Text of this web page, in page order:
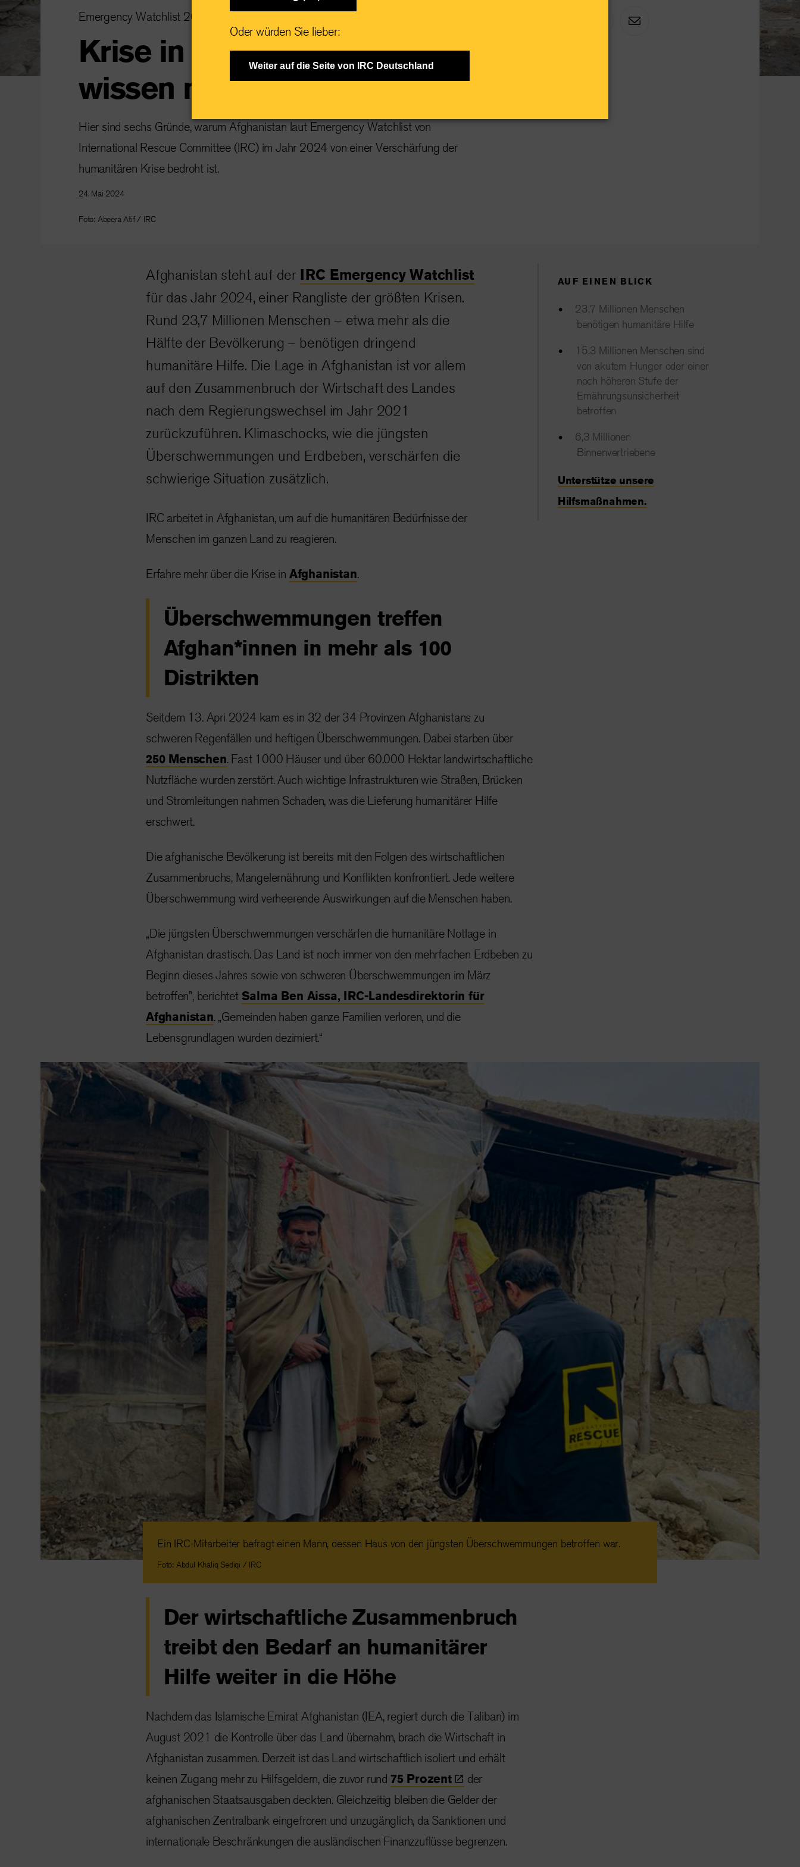
Emergency Watchlist 2024
Krise in Afghanistan: Was du
wissen musst
Hier sind sechs Gründe, warum Afghanistan laut Emergency Watchlist von
International Rescue Committee (IRC) im Jahr 2024 von einer Verschärfung der
humanitären Krise bedroht ist.
24. Mai 2024
Foto: Abeera Atif / IRC
AUF EINEN BLICK
23,7 Millionen Menschen
benötigen humanitäre Hilfe
15,3 Millionen Menschen sind
von akutem Hunger oder einer
noch höheren Stufe der
Ernährungsunsicherheit
betroffen
6,3 Millionen
Binnenvertriebene
Unterstütze unsere
Hilfsmaßnahmen.
Afghanistan steht auf der IRC Emergency Watchlist
für das Jahr 2024, einer Rangliste der größten Krisen.
Rund 23,7 Millionen Menschen – etwa mehr als die
Hälfte der Bevölkerung – benötigen dringend
humanitäre Hilfe. Die Lage in Afghanistan ist vor allem
auf den Zusammenbruch der Wirtschaft des Landes
nach dem Regierungswechsel im Jahr 2021
zurückzuführen. Klimaschocks, wie die jüngsten
Überschwemmungen und Erdbeben, verschärfen die
schwierige Situation zusätzlich.
IRC arbeitet in Afghanistan, um auf die humanitären Bedürfnisse der
Menschen im ganzen Land zu reagieren.
Erfahre mehr über die Krise in Afghanistan.
Überschwemmungen treffen
Afghan*innen in mehr als 100
Distrikten
Seitdem 13. Apri 2024 kam es in 32 der 34 Provinzen Afghanistans zu
schweren Regenfällen und heftigen Überschwemmungen. Dabei starben über
250 Menschen. Fast 1000 Häuser und über 60.000 Hektar landwirtschaftliche
Nutzfläche wurden zerstört. Auch wichtige Infrastrukturen wie Straßen, Brücken
und Stromleitungen nahmen Schaden, was die Lieferung humanitärer Hilfe
erschwert.
Die afghanische Bevölkerung ist bereits mit den Folgen des wirtschaftlichen
Zusammenbruchs, Mangelernährung und Konflikten konfrontiert. Jede weitere
Überschwemmung wird verheerende Auswirkungen auf die Menschen haben.
„Die jüngsten Überschwemmungen verschärfen die humanitäre Notlage in
Afghanistan drastisch. Das Land ist noch immer von den mehrfachen Erdbeben zu
Beginn dieses Jahres sowie von schweren Überschwemmungen im März
betroffen”, berichtet Salma Ben Aissa, IRC-Landesdirektorin für
Afghanistan. „Gemeinden haben ganze Familien verloren, und die
Lebensgrundlagen wurden dezimiert.“
Ein IRC-Mitarbeiter befragt einen Mann, dessen Haus von den jüngsten Überschwemmungen betroffen war.
Foto: Abdul Khaliq Sediqi / IRC
Der wirtschaftliche Zusammenbruch
treibt den Bedarf an humanitärer
Hilfe weiter in die Höhe
Nachdem das Islamische Emirat Afghanistan (IEA, regiert durch die Taliban) im
August 2021 die Kontrolle über das Land übernahm, brach die Wirtschaft in
Afghanistan zusammen. Derzeit ist das Land wirtschaftlich isoliert und erhält
keinen Zugang mehr zu Hilfsgeldern, die zuvor rund 75 Prozent
der
afghanischen Staatsausgaben deckten. Gleichzeitig bleiben die Gelder der
afghanischen Zentralbank eingefroren und unzugänglich, da Sanktionen und
internationale Beschränkungen die ausländischen Finanzzuflüsse begrenzen.
Oder würden Sie lieber:
Weiter auf die Seite von IRC Deutschland